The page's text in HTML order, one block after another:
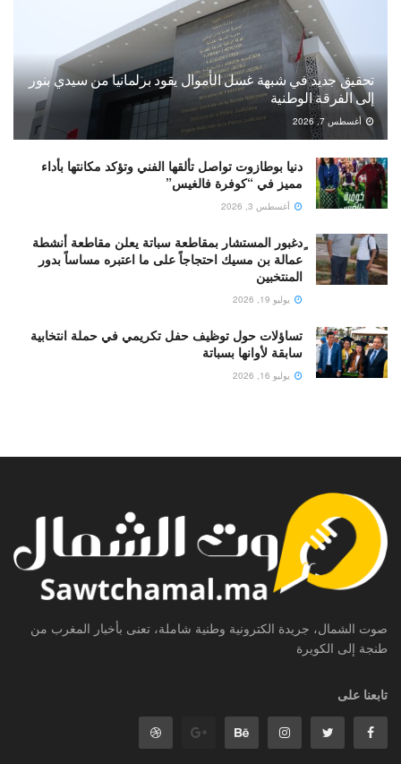
تحقيق جديد في شبهة غسل الأموال يقود برلمانيا من سيدي بنور
إلى الفرقة الوطنية
أغسطس 7, 2026
دنيا بوطازوت تواصل تألقها الفني وتؤكد مكانتها بأداء
مميز في “كوفرة فالغيس”
أغسطس 3, 2026
ٍدغبور المستشار بمقاطعة سباتة يعلن مقاطعة أنشطة
عمالة بن مسيك احتجاجاً على ما اعتبره مساساً بدور
المنتخبين
يوليو 19, 2026
تساؤلات حول توظيف حفل تكريمي في حملة انتخابية
سابقة لأوانها بسباتة
يوليو 16, 2026
صوت الشمال، جريدة الكترونية وطنية شاملة، تعنى بأخبار المغرب من
طنجة إلى الكويرة
تابعنا على